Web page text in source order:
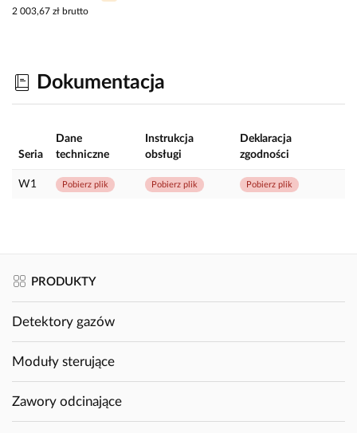
2 003,67 zł brutto
Dokumentacja
Seria
Dane
techniczne
Instrukcja
obsługi
Deklaracja
zgodności
W1 Pobierz plik Pobierz plik Pobierz plik
PRODUKTY
Detektory gazów
Moduły sterujące
Zawory odcinające